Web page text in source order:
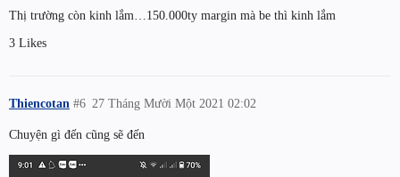
Thị trường còn kinh lắm…150.000ty margin mà be thì kinh lắm
3 Likes
Thiencotan 27 Tháng Mười Một 2021 02:02
#6
Chuyện gì đến cũng sẽ đến